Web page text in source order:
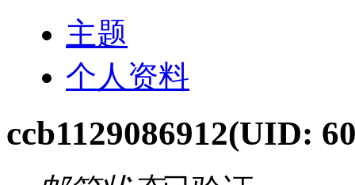
主题
个人资料
ccb1129086912(UID: